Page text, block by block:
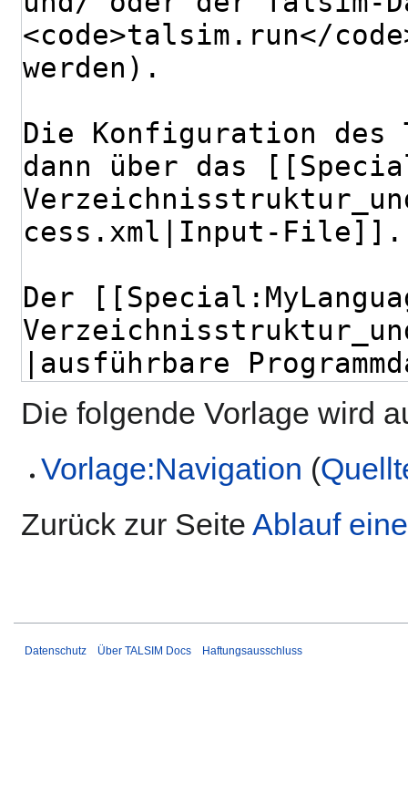
Die folgende Vorlage wird
Vorlage:Navigation (
Zurück zur Seite Ablauf
Datenschutz Über TALSIM Docs Haftungsausschluss